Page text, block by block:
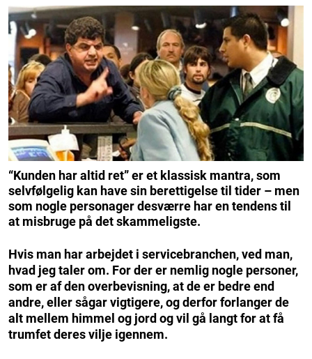
“Kunden har altid ret” er et klassisk mantra, som
selvfølgelig kan have sin berettigelse til tider – men
som nogle personager desværre har en tendens til
at misbruge på det skammeligste.
Hvis man har arbejdet i servicebranchen, ved man,
hvad jeg taler om. For der er nemlig nogle personer,
som er af den overbevisning, at de er bedre end
andre, eller sågar vigtigere, og derfor forlanger de
alt mellem himmel og jord og vil gå langt for at få
trumfet deres vilje igennem.